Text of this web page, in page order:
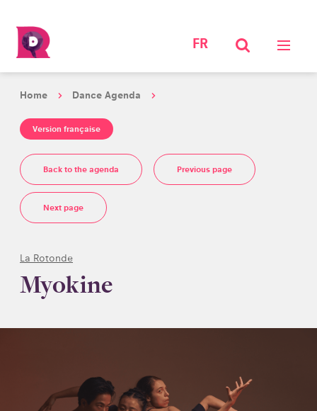
FR
Home Dance Agenda
Version française
Back to the agenda Previous page
Next page
La Rotonde
Myokine